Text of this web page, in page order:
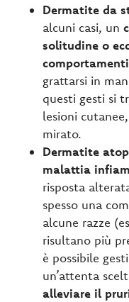
Dermatite da
alcuni casi, un
solitudine o
grattarsi in
questi gesti si
lesioni
mirato.
Dermatite
malattia
risposta
spesso una
alcune razze
risultano più
è possibile
un’attenta
alleviare il